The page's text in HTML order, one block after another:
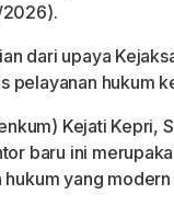
2026).
dari upaya
pelayanan hukum
Kejati Kepri,
baru ini
yang